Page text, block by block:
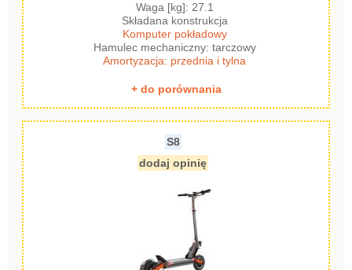
Waga [kg]: 27.1
Składana konstrukcja
Komputer pokładowy
Hamulec mechaniczny: tarczowy
Amortyzacja: przednia i tylna
+ do porównania
S8
dodaj opinię